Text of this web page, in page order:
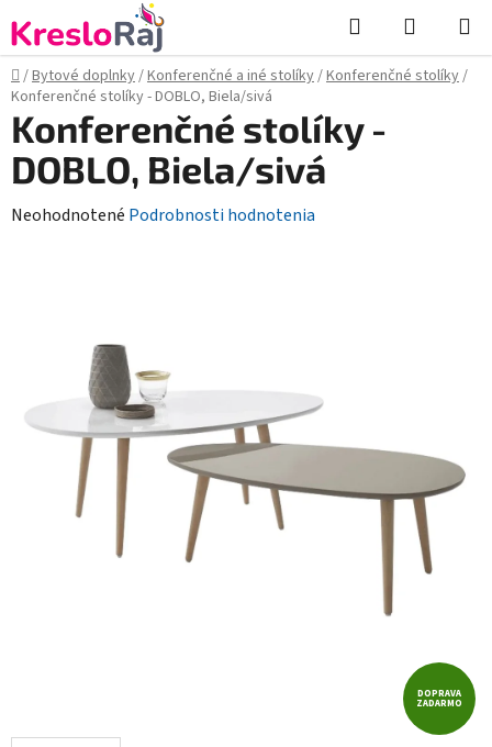
na
obsah
Hľadať
KOŠÍK
Domov
/Bytové doplnky/Konferenčné a iné stolíky/Konferenčné stolíky/
Konferenčné stolíky - DOBLO, Biela/sivá
Konferenčné stolíky -
DOBLO, Biela/sivá
Priemerné
hviezdičiek.
Neohodnotené Podrobnosti hodnotenia
DOPRAVA
ZADARMO